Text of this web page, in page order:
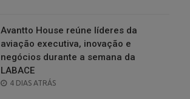
Avantto House reúne líderes da
aviação executiva, inovação e
negócios durante a semana da
LABACE
POSTED
4 DIAS ATRÁS